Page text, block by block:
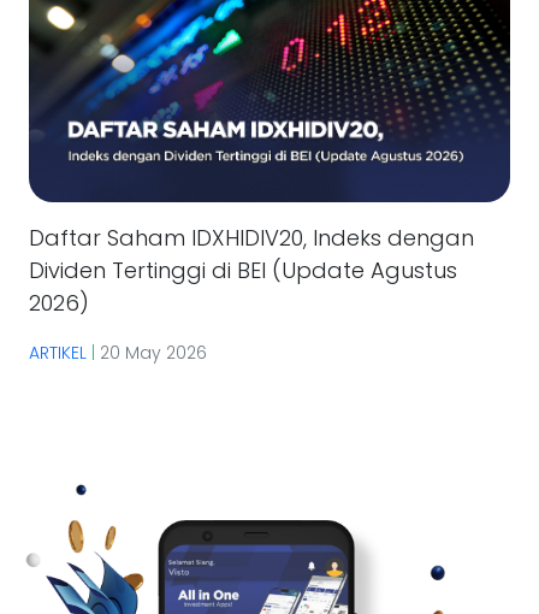
Daftar Saham IDXHIDIV20, Indeks dengan
Dividen Tertinggi di BEI (Update Agustus
2026)
ARTIKEL | 20 May 2026